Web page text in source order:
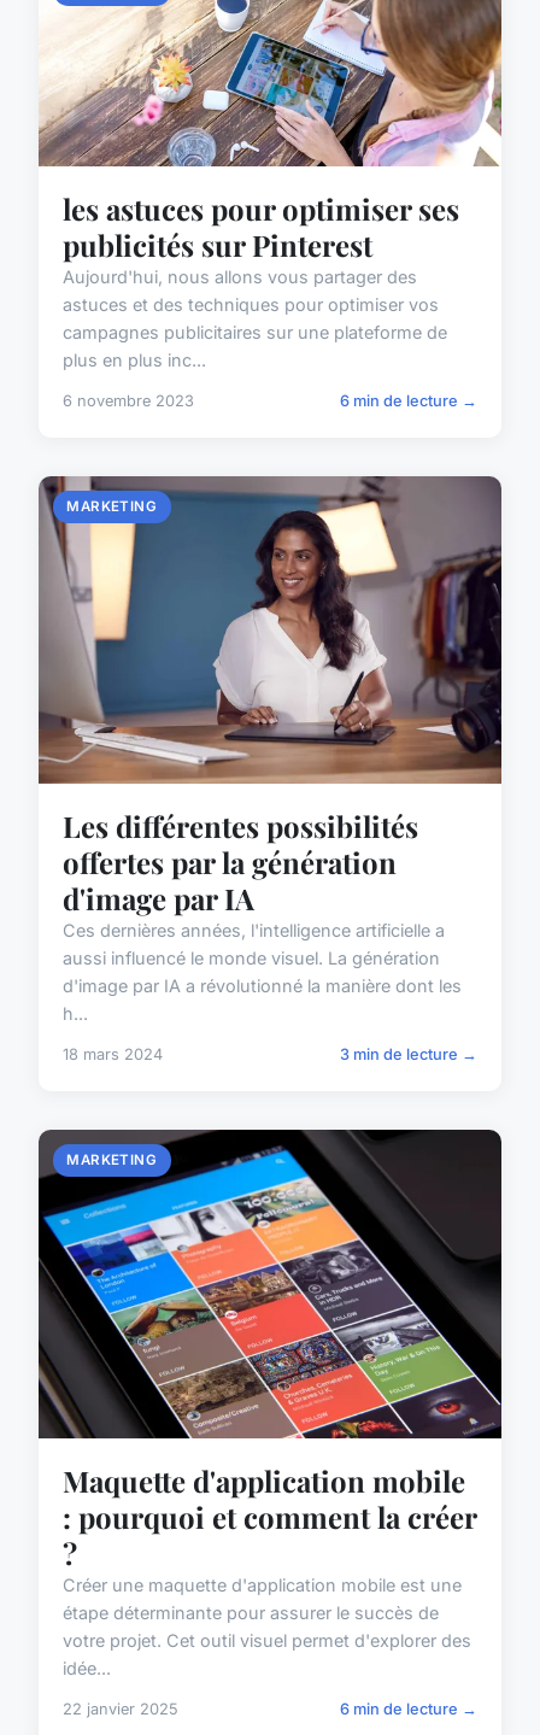
les astuces pour optimiser ses
publicités sur Pinterest
Aujourd'hui, nous allons vous partager des
astuces et des techniques pour optimiser vos
campagnes publicitaires sur une plateforme de
plus en plus inc...
6 novembre 2023 6 min de lecture →
MARKETING
Les différentes possibilités
offertes par la génération
d'image par IA
Ces dernières années, l'intelligence artificielle a
aussi influencé le monde visuel. La génération
d'image par IA a révolutionné la manière dont les
h...
18 mars 2024 3 min de lecture →
MARKETING
Maquette d'application mobile
: pourquoi et comment la créer
?
Créer une maquette d'application mobile est une
étape déterminante pour assurer le succès de
votre projet. Cet outil visuel permet d'explorer des
idée...
22 janvier 2025 6 min de lecture →